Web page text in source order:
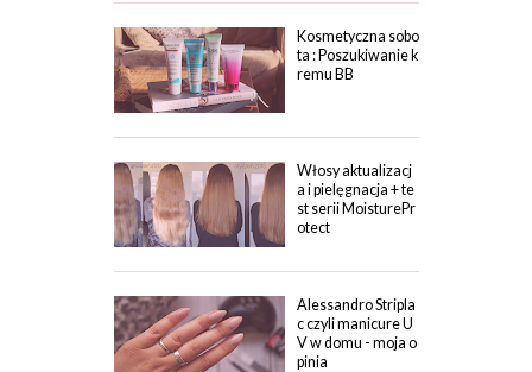
Kosmetyczna sobo
ta : Poszukiwanie k
remu BB
Włosy aktualizacj
a i pielęgnacja + te
st serii MoisturePr
otect
Alessandro Stripla
c czyli manicure U
V w domu - moja o
pinia